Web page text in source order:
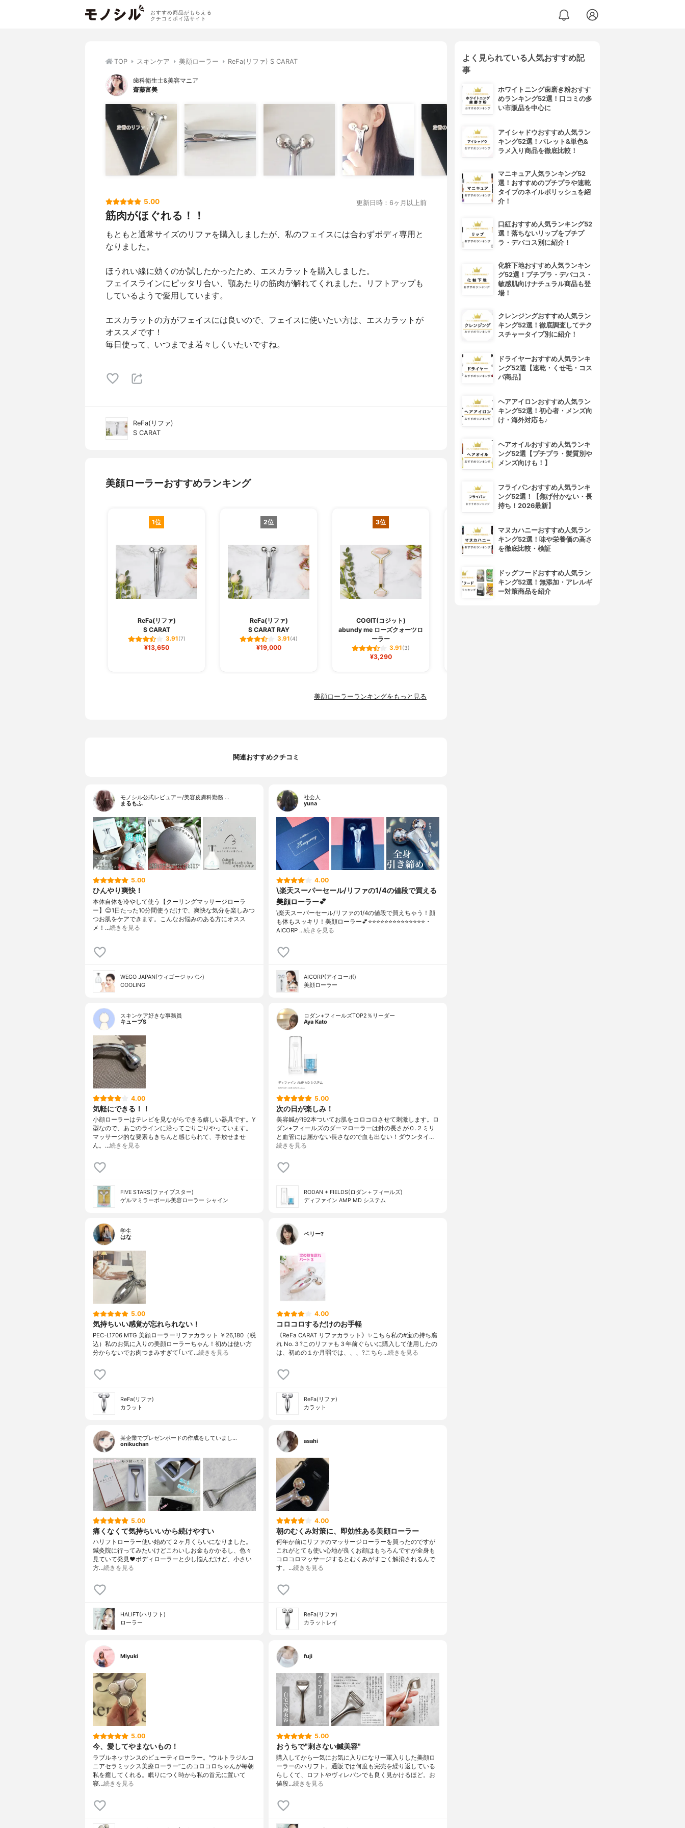
おすすめ商品がもらえる
クチコミポイ活サイト
TOP スキンケア 美顔ローラー ReFa(リファ) S CARAT
歯科衛生士&美容マニア
齋藤富美
5.00 更新日時：6ヶ月以上前
筋肉がほぐれる！！
もともと通常サイズのリファを購入しましたが、私のフェイスには合わずボディ専用と
なりました。
ほうれい線に効くのか試したかったため、エスカラットを購入しました。
フェイスラインにピッタリ合い、顎あたりの筋肉が解れてくれました。リフトアップも
しているようで愛用しています。
エスカラットの方がフェイスには良いので、フェイスに使いたい方は、エスカラットが
オススメです！
毎日使って、いつまでま若々しくいたいですね。
ReFa(リファ)
S CARAT
美顔ローラーおすすめランキング
1位
ReFa(リファ)
S CARAT
3.91(7)
¥13,650
2位
ReFa(リファ)
S CARAT RAY
3.91(4)
¥19,000
3位
COGIT(コジット)
abundy me ローズクォーツロ
ーラー
3.91(3)
¥3,290
美顔ローラーランキングをもっと見る
関連おすすめクチコミ
モノシル公式レビュアー/美容皮膚科勤務 …
まるもふ
5.00
ひんやり爽快！
本体自体を冷やして使う【クーリングマッサージローラ
ー】😊1日たった10分間使うだけで、爽快な気分を楽しみつ
つお肌をケアできます。こんなお悩みのある方にオスス
メ！…続きを見る
WEGO JAPAN(ウィゴージャパン)
COOLING
社会人
yuna
4.00
\楽天スーパーセール/リファの1/4の値段で買える
美顔ローラー💕
\楽天スーパーセール/リファの1/4の値段で買えちゃう！顔
も体もスッキリ！美顔ローラー💕⭐️⭐️⭐️⭐️⭐️⭐️⭐️⭐️⭐️⭐️⭐️⭐️⭐️⭐️・
AICORP …続きを見る
AICORP(アイコーポ)
美顔ローラー
スキンケア好きな事務員
キューブS
4.00
気軽にできる！！
小顔ローラーはテレビを見ながらできる嬉しい器具です。Y
型なので、あごのラインに沿ってごりごりやっています。
マッサージ的な要素もきちんと感じられて、手放せませ
ん。…続きを見る
FIVE STARS(ファイブスター)
ゲルマミラーボール美容ローラー シャイン
ロダン+フィールズTOP2％リーダー
Aya Kato
5.00
次の日が楽しみ！
美容鍼が192本ついてお肌をコロコロさせて刺激します。ロ
ダン+フィールズのダーマローラーは針の長さが０.２ミリ
と血管には届かない長さなので血も出ない！ダウンタイ…
続きを見る
RODAN + FIELDS(ロダン＋フィールズ)
ディファイン AMP MD システム
学生
はな
5.00
気持ちいい感覚が忘れられない！
PEC-L1706 MTG 美顔ローラーリファカラット ￥26,180（税
込）私のお気に入りの美顔ローラーちゃん！初めは使い方
分からないでお肉つまみすぎて｢いて…続きを見る
ReFa(リファ)
カラット
ベリー?
4.00
コロコロするだけのお手軽
《ReFa CARAT リファカラット》✨こちら私の#宝の持ち腐
れ No.３?このリファも３年前ぐらいに購入して使用したの
は、初めの１か月弱では、、、?こちら…続きを見る
ReFa(リファ)
カラット
某企業でプレゼンボードの作成をしていまし…
onikuchan
5.00
痛くなくて気持ちいいから続けやすい
ハリフトローラー使い始めて２ヶ月くらいになりました。
鍼灸院に行ってみたいけどこわいしお金もかかるし、色々
見ていて発見❤️ボディローラーと少し悩んだけど、小さい
方…続きを見る
HALIFT(ハリフト)
ローラー
asahi
4.00
朝のむくみ対策に、即効性ある美顔ローラー
何年か前にリファのマッサージローラーを買ったのですが
これがとても使い心地が良くお顔はもちろんですが全身も
コロコロマッサージするとむくみがすごく解消されるんで
す。…続きを見る
ReFa(リファ)
カラットレイ
Miyuki
5.00
今、愛してやまないもの！
ラブルネッサンスのビューティローラー。”ウルトラジルコ
ニアセラミックス美療ローラー”このコロコロちゃんが毎朝
私を癒してくれる。眠りにつく時から私の首元に置いて
寝…続きを見る
fuji
5.00
おうちで"刺さない鍼美容"
購入してから一気にお気に入りになり一軍入りした美顔ロ
ーラーのハリフト。通販では何度も完売を繰り返している
らしくて、ロフトやヴィレバンでも良く見かけるほど。お
値段…続きを見る
よく見られている人気おすすめ記
事
ホワイトニング歯磨き粉おすす
めランキング52選！口コミの多
い市販品を中心に
アイシャドウおすすめ人気ラン
キング52選！パレット&単色&
ラメ入り商品を徹底比較！
マニキュア人気ランキング52
選！おすすめのプチプラや速乾
タイプのネイルポリッシュを紹
介！
口紅おすすめ人気ランキング52
選！落ちないリップをプチプ
ラ・デパコス別に紹介！
化粧下地おすすめ人気ランキン
グ52選！プチプラ・デパコス・
敏感肌向けナチュラル商品も登
場！
クレンジングおすすめ人気ラン
キング52選！徹底調査してテク
スチャータイプ別に紹介！
ドライヤーおすすめ人気ランキ
ング52選【速乾・くせ毛・コス
パ商品】
ヘアアイロンおすすめ人気ラン
キング52選！初心者・メンズ向
け・海外対応も♪
ヘアオイルおすすめ人気ランキ
ング52選【プチプラ・髪質別や
メンズ向けも！】
フライパンおすすめ人気ランキ
ング52選！【焦げ付かない・長
持ち！2026最新】
マヌカハニーおすすめ人気ラン
キング52選！味や栄養価の高さ
を徹底比較・検証
ドッグフードおすすめ人気ラン
キング52選！無添加・アレルギ
ー対策商品を紹介